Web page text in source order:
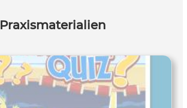
Praxismaterialien